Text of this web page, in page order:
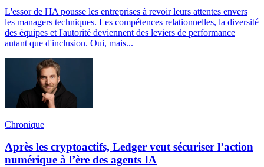
L'essor de l'IA pousse les entreprises à revoir leurs attentes envers
les managers techniques. Les compétences relationnelles, la diversité
des équipes et l'autorité deviennent des leviers de performance
autant que d'inclusion. Oui, mais...
Chronique
Après les cryptoactifs, Ledger veut sécuriser l’action
numérique à l’ère des agents IA